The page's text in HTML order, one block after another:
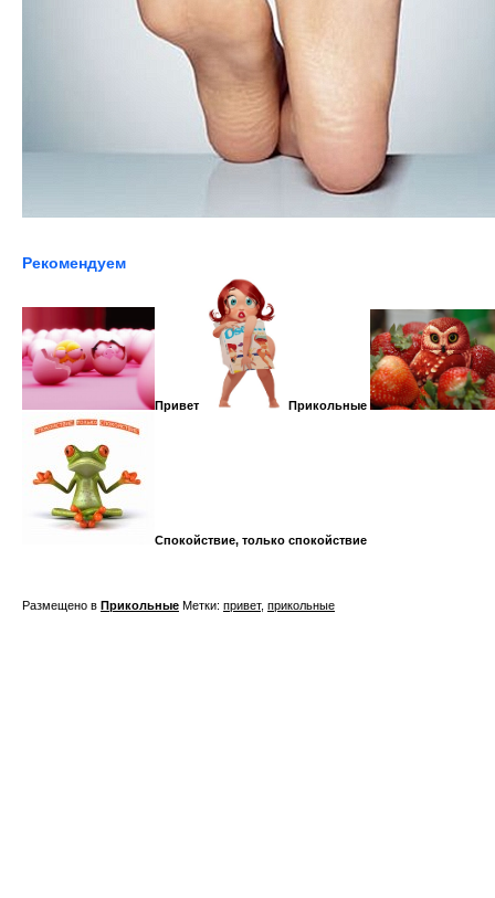
Рекомендуем
Привет Прикольные
Спокойствие, только спокойствие
Размещено в Прикольные Метки: привет, прикольные